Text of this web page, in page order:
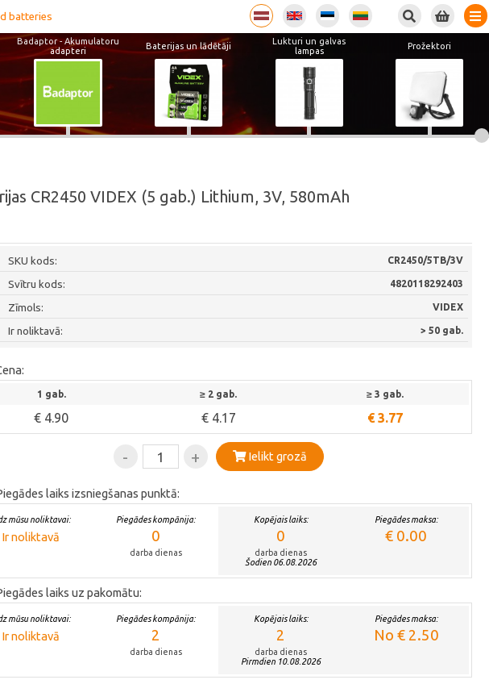
batteries
Badaptor - Akumulatoru
adapteri
Baterijas un lādētāji
Lukturi un galvas
lampas
Prožektori
CR2450 VIDEX (5 gab.) Lithium, 3V, 580mAh
SKU kods: CR2450/5TB/3V
Svītru kods: 4820118292403
Zīmols: VIDEX
Ir noliktavā: > 50 gab.
1 gab.
€ 4.90
≥ 2 gab.
€ 4.17
≥ 3 gab.
€ 3.77
- + Ielikt grozā
laiks izsniegšanas punktā:
mūsu noliktavai:
Ir noliktavā
Piegādes kompānija:
0
darba dienas
Kopējais laiks:
0
darba dienas
Šodien 06.08.2026
Piegādes maksa:
€ 0.00
laiks uz pakomātu:
mūsu noliktavai:
Ir noliktavā
Piegādes kompānija:
2
darba dienas
Kopējais laiks:
2
darba dienas
Pirmdien 10.08.2026
Piegādes maksa:
No € 2.50